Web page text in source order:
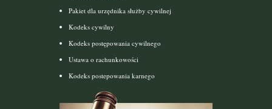
Pakiet dla urzędnika służby cywilnej
Kodeks cywilny
Kodeks postępowania cywilnego
Ustawa o rachunkowości
Kodeks postepowania karnego